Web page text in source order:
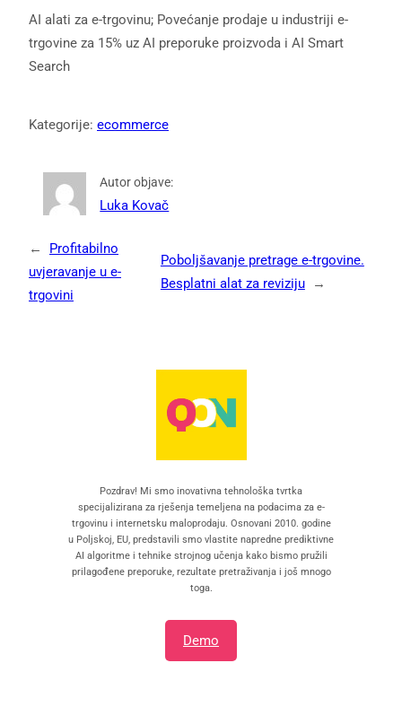
AI alati za e-trgovinu; Povećanje prodaje u industriji e-
trgovine za 15% uz AI preporuke proizvoda i AI Smart
Search
Kategorije: ecommerce
Autor objave:
Luka Kovač
←
Profitabilno
uvjeravanje u e-
trgovini
Poboljšavanje pretrage e-trgovine.
Besplatni alat za reviziju
→
Pozdrav! Mi smo inovativna tehnološka tvrtka
specijalizirana za rješenja temeljena na podacima za e-
trgovinu i internetsku maloprodaju. Osnovani 2010. godine
u Poljskoj, EU, predstavili smo vlastite napredne prediktivne
AI algoritme i tehnike strojnog učenja kako bismo pružili
prilagođene preporuke, rezultate pretraživanja i još mnogo
toga.
Demo